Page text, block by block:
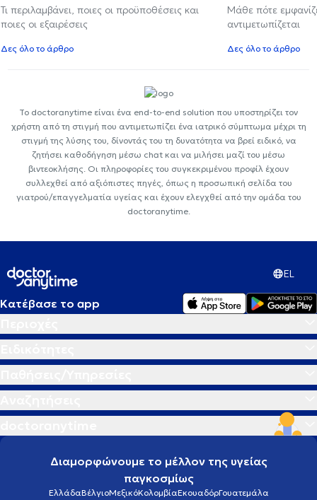
Τι περιλαμβάνει, ποιες οι προϋποθέσεις και
ποιες οι εξαιρέσεις
Δες όλο το άρθρο
Μάθε πότε
αντιμετωπίζεται
Δες όλο το άρθρο
Το doctoranytime είναι ένα end-to-end solution που υποστηρίζει τον
χρήστη από τη στιγμή που αντιμετωπίζει ένα ιατρικό σύμπτωμα μέχρι τη
στιγμή της λύσης του, δίνοντάς του τη δυνατότητα να βρεί ειδικό, να
ζητήσει καθοδήγηση μέσω chat και να μιλήσει μαζί του μέσω
βιντεοκλήσης. Οι πληροφορίες του συγκεκριμένου προφίλ έχουν
συλλεχθεί από αξιόπιστες πηγές, όπως η προσωπική σελίδα του
γιατρού/επαγγελματία υγείας και έχουν ελεγχθεί από την ομάδα του
doctoranytime.
EL
Κατέβασε το app
Διαμορφώνουμε το μέλλον της υγείας
παγκοσμίως
ΕλλάδαΒέλγιοΜεξικόΚολομβίαΕκουαδόρΓουατεμάλα